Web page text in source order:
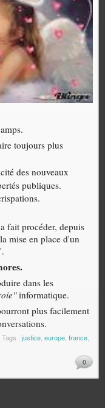
toujours plus
des nouveaux
publiques.
fait procéder, depuis
mise en place d'un
dans les
informatique.
plus facilement
Tags : justice europe france
0